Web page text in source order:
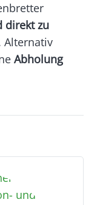
direkt zu
Alternativ
Abholung